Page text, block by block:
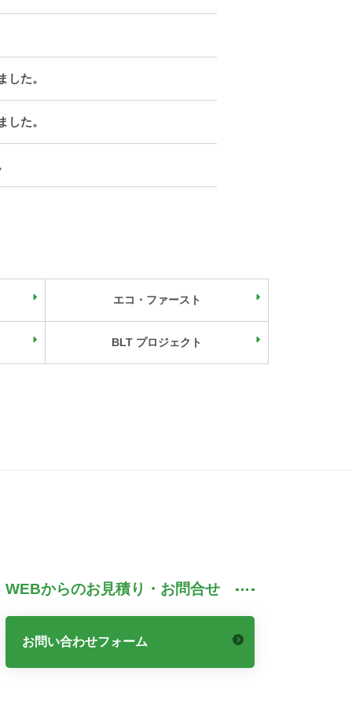
した。
した。
エコ・ファースト
BLT プロジェクト
WEBからのお見積り・お問合せ
お問い合わせフォーム